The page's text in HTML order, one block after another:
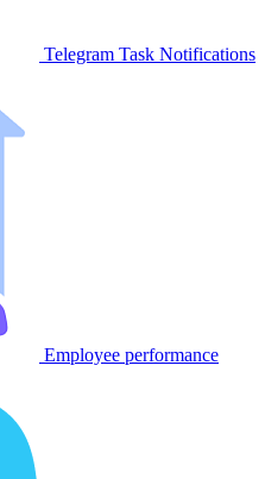
Telegram Task Notifications
Employee performance